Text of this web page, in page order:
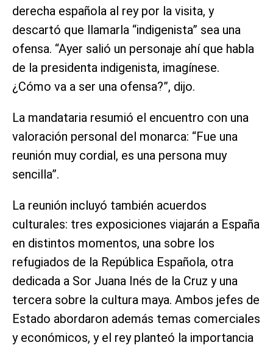
derecha española al rey por la visita, y
descartó que llamarla “indigenista” sea una
ofensa. “Ayer salió un personaje ahí que habla
de la presidenta indigenista, imagínese.
¿Cómo va a ser una ofensa?”, dijo.
La mandataria resumió el encuentro con una
valoración personal del monarca: “Fue una
reunión muy cordial, es una persona muy
sencilla”.
La reunión incluyó también acuerdos
culturales: tres exposiciones viajarán a España
en distintos momentos, una sobre los
refugiados de la República Española, otra
dedicada a Sor Juana Inés de la Cruz y una
tercera sobre la cultura maya. Ambos jefes de
Estado abordaron además temas comerciales
y económicos, y el rey planteó la importancia